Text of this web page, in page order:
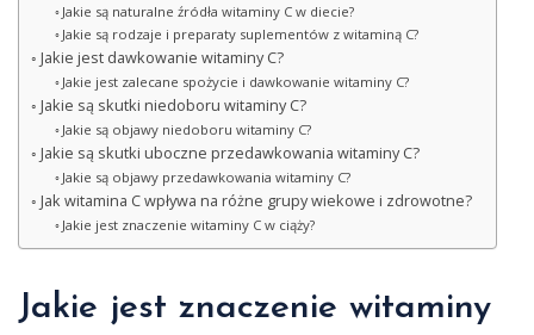
Jakie są naturalne źródła witaminy C w diecie?
Jakie są rodzaje i preparaty suplementów z witaminą C?
Jakie jest dawkowanie witaminy C?
Jakie jest zalecane spożycie i dawkowanie witaminy C?
Jakie są skutki niedoboru witaminy C?
Jakie są objawy niedoboru witaminy C?
Jakie są skutki uboczne przedawkowania witaminy C?
Jakie są objawy przedawkowania witaminy C?
Jak witamina C wpływa na różne grupy wiekowe i zdrowotne?
Jakie jest znaczenie witaminy C w ciąży?
Jakie jest znaczenie witaminy